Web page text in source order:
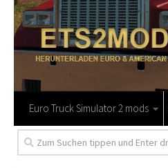
Euro Truck Simulator 2 mods